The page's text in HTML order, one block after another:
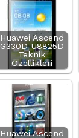
Huawei Ascend
G330D U8825D
Teknik
Özellikleri
Huawei Ascend